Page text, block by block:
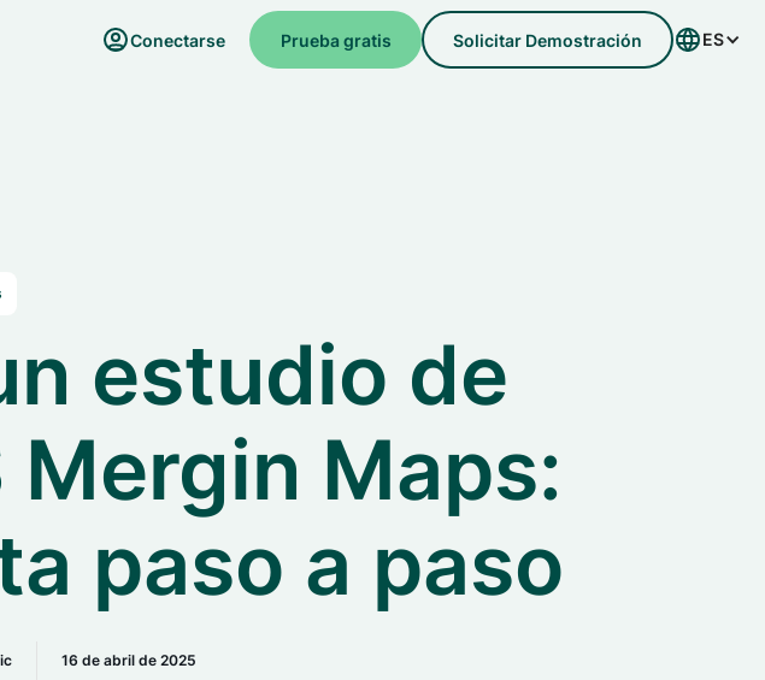
Conectarse Prueba gratis Solicitar Demostración ES
estudio de
Mergin Maps:
paso a paso
16 de abril de 2025